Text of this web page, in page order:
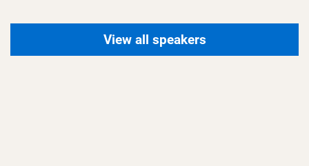
View all speakers